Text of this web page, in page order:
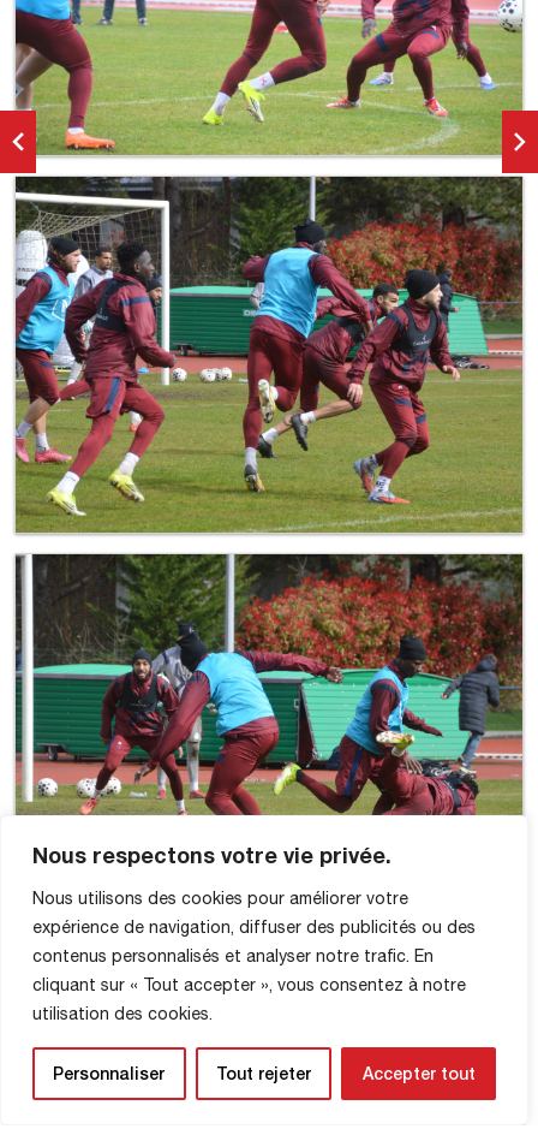
Nous respectons votre vie privée.
Nous utilisons des cookies pour améliorer votre
expérience de navigation, diffuser des publicités ou des
contenus personnalisés et analyser notre trafic. En
cliquant sur « Tout accepter », vous consentez à notre
utilisation des cookies.
Personnaliser Tout rejeter Accepter tout